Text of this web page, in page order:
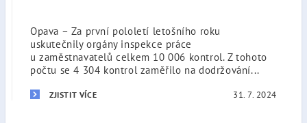
Opava – Za první pololetí letošního roku
uskutečnily orgány inspekce práce
u zaměstnavatelů celkem 10 006 kontrol. Z tohoto
počtu se 4 304 kontrol zaměřilo na dodržování...
ZJISTIT VÍCE 31. 7. 2024